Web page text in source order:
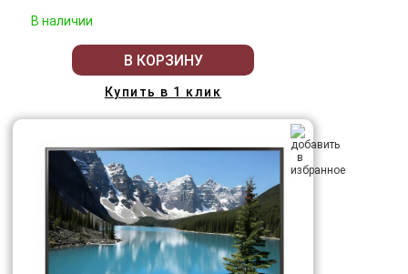
В наличии
В КОРЗИНУ
Купить в 1 клик